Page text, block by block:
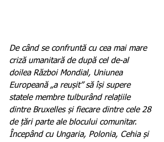
De când se confruntă cu cea mai mare
criză umanitară de după cel de-al
doilea Război Mondial, Uniunea
Europeană „a reușit” să își supere
statele membre tulburând relațiile
dintre Bruxelles și fiecare dintre cele 28
de țări parte ale blocului comunitar.
Începând cu Ungaria, Polonia, Cehia și